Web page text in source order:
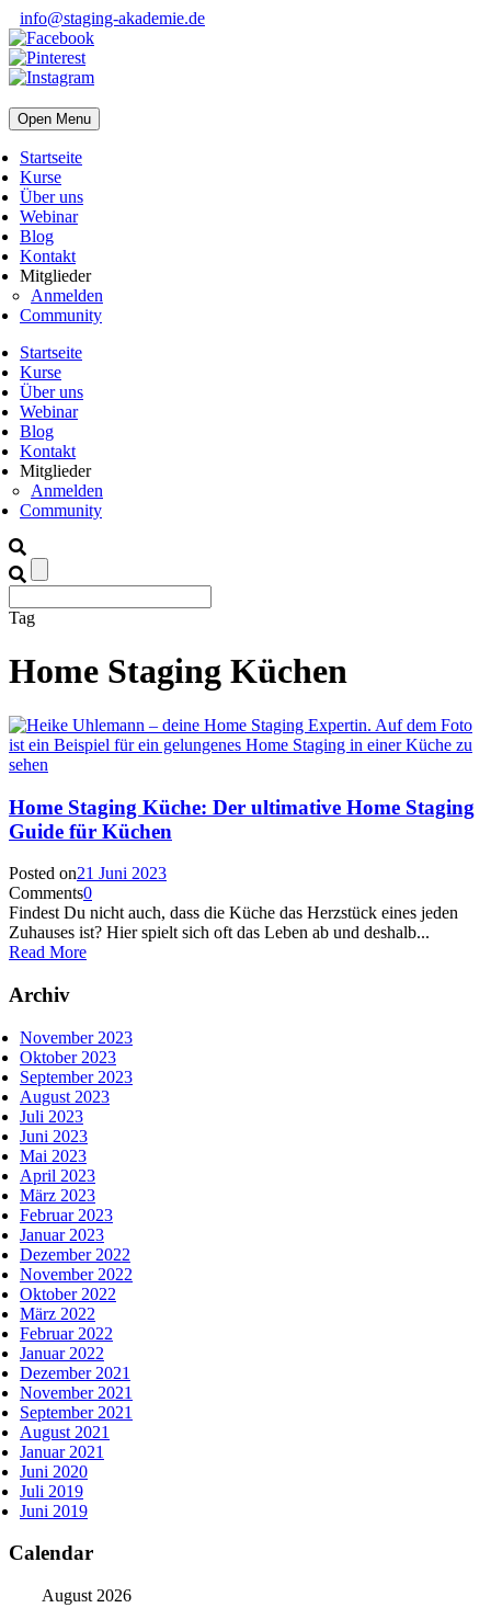
info@staging-akademie.de
Open Menu
Startseite
Kurse
Über uns
Webinar
Blog
Kontakt
Mitglieder
Anmelden
Community
Startseite
Kurse
Über uns
Webinar
Blog
Kontakt
Mitglieder
Anmelden
Community
Tag
Home Staging Küchen
Home Staging Küche: Der ultimative Home Staging
Guide für Küchen
Posted on21 Juni 2023
Comments0
Findest Du nicht auch, dass die Küche das Herzstück eines jeden
Zuhauses ist? Hier spielt sich oft das Leben ab und deshalb...
Read More
Archiv
November 2023
Oktober 2023
September 2023
August 2023
Juli 2023
Juni 2023
Mai 2023
April 2023
März 2023
Februar 2023
Januar 2023
Dezember 2022
November 2022
Oktober 2022
März 2022
Februar 2022
Januar 2022
Dezember 2021
November 2021
September 2021
August 2021
Januar 2021
Juni 2020
Juli 2019
Juni 2019
Calendar
August 2026